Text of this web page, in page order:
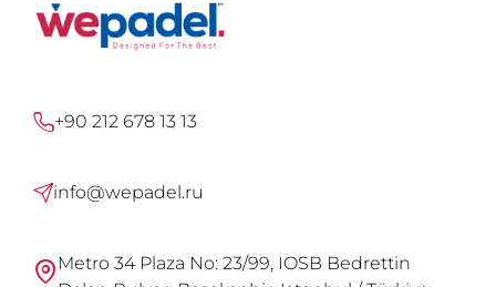
+90 212 678 13 13
info@wepadel.ru
Metro 34 Plaza No: 23/99, IOSB Bedrettin